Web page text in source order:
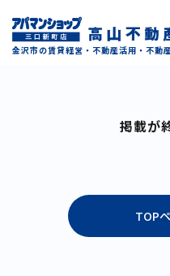
金沢市の賃貸経営・不動産活用・不動
掲載が
TOP